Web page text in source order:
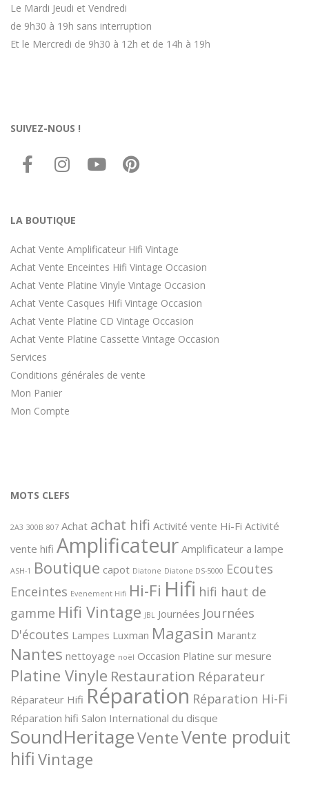
Le Mardi Jeudi et Vendredi
de 9h30 à 19h sans interruption
Et le Mercredi de 9h30 à 12h et de 14h à 19h
SUIVEZ-NOUS !
LA BOUTIQUE
Achat Vente Amplificateur Hifi Vintage
Achat Vente Enceintes Hifi Vintage Occasion
Achat Vente Platine Vinyle Vintage Occasion
Achat Vente Casques Hifi Vintage Occasion
Achat Vente Platine CD Vintage Occasion
Achat Vente Platine Cassette Vintage Occasion
Services
Conditions générales de vente
Mon Panier
Mon Compte
MOTS CLEFS
2A3 300B 807 Achat achat hifi Activité vente Hi-Fi Activité
vente hifi Amplificateur Amplificateur a lampe
ASH-1 Boutique capot Diatone Diatone DS-5000 Ecoutes
Enceintes Evenement Hifi Hi-Fi Hifi hifi haut de
gamme Hifi Vintage JBL Journées Journées
D'écoutes Lampes Luxman Magasin Marantz
Nantes nettoyage noël Occasion Platine sur mesure
Platine Vinyle Restauration Réparateur
Réparateur Hifi Réparation Réparation Hi-Fi
Réparation hifi Salon International du disque
SoundHeritageVenteVente produit
hifi Vintage